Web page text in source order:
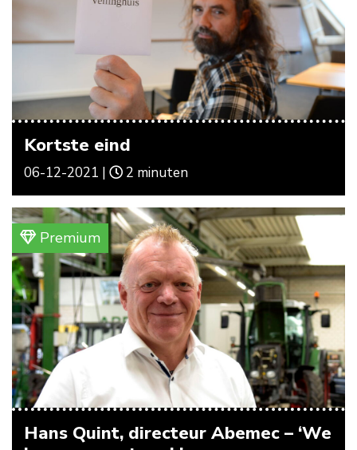
Kortste eind
06-12-2021 | 2 minuten
Premium
Hans Quint, directeur Abemec – ‘We